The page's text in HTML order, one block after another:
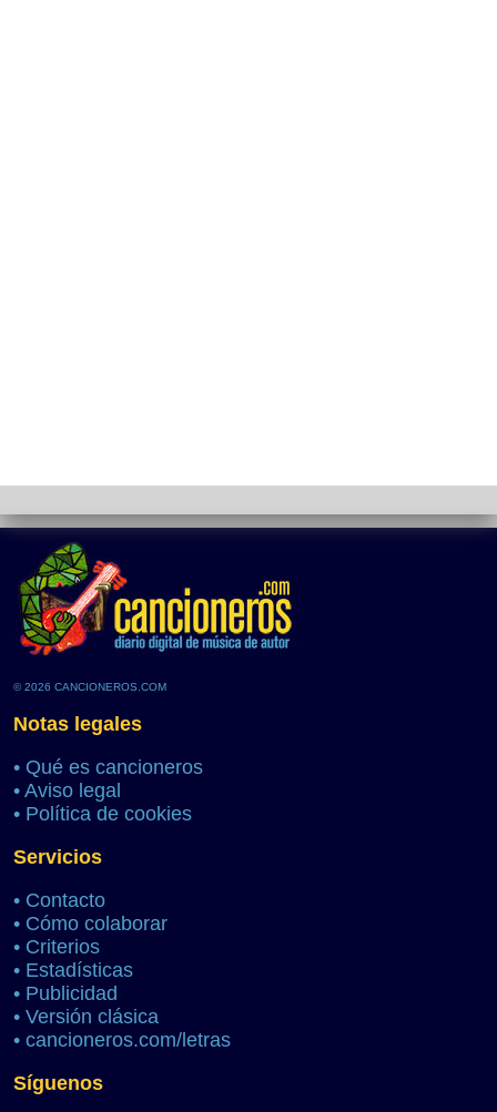
© 2026 CANCIONEROS.COM
Notas legales
• Qué es cancioneros
• Aviso legal
• Política de cookies
Servicios
• Contacto
• Cómo colaborar
• Criterios
• Estadísticas
• Publicidad
• Versión clásica
• cancioneros.com/letras
Síguenos